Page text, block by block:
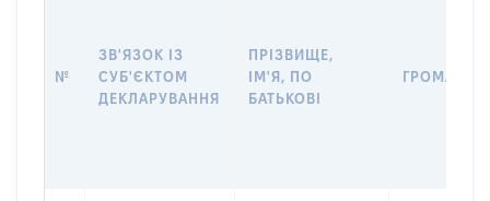
№
ЗВ'ЯЗОК ІЗ
СУБ'ЄКТОМ
ДЕКЛАРУВАННЯ
ПРІЗВИЩЕ,
ІМ'Я, ПО
БАТЬКОВІ